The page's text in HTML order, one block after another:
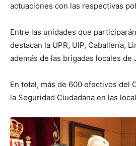
actuaciones con las respectivas
Entre las unidades que
destacan la UPR, UIP, Caballería,
además de las brigadas locales de
En total, más de 600 efectivos del
la Seguridad Ciudadana en las